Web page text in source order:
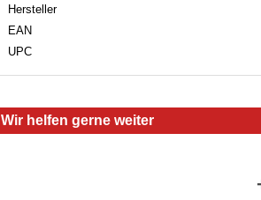
Hersteller
EAN
UPC
Wir helfen gerne weiter